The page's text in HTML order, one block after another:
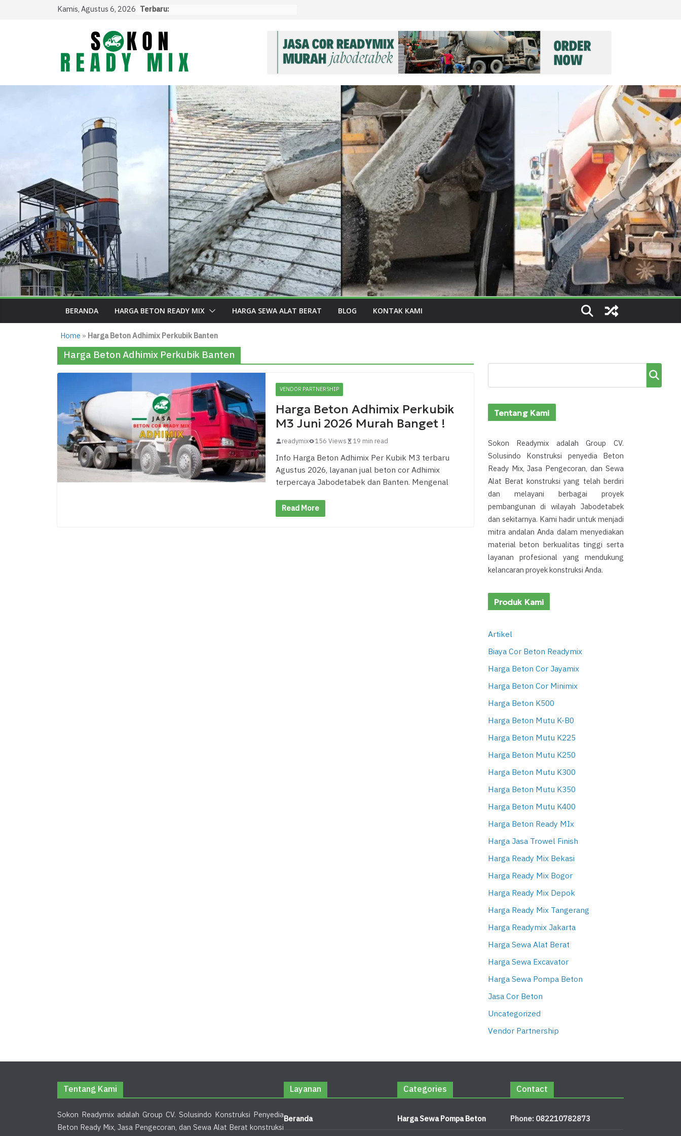
Kamis, Agustus 6, 2026 Terbaru:
BERANDA HARGA BETON READY MIX HARGA SEWA ALAT BERAT BLOG KONTAK KAMI
Home » Harga Beton Adhimix Perkubik Banten
Harga Beton Adhimix Perkubik Banten
VENDOR PARTNERSHIP
Harga Beton Adhimix Perkubik
M3 Juni 2026 Murah Banget !
readymix 156 Views 19 min read
Info Harga Beton Adhimix Per Kubik M3 terbaru
Agustus 2026, layanan jual beton cor Adhimix
terpercaya Jabodetabek dan Banten. Mengenal
Read More
Cari
Tentang Kami
Sokon Readymix adalah Group CV.
Solusindo Konstruksi penyedia Beton
Ready Mix, Jasa Pengecoran, dan Sewa
Alat Berat konstruksi yang telah berdiri
dan melayani berbagai proyek
pembangunan di wilayah Jabodetabek
dan sekitarnya. Kami hadir untuk menjadi
mitra andalan Anda dalam menyediakan
material beton berkualitas tinggi serta
layanan profesional yang mendukung
kelancaran proyek konstruksi Anda.
Produk Kami
Artikel
Biaya Cor Beton Readymix
Harga Beton Cor Jayamix
Harga Beton Cor Minimix
Harga Beton K500
Harga Beton Mutu K-B0
Harga Beton Mutu K225
Harga Beton Mutu K250
Harga Beton Mutu K300
Harga Beton Mutu K350
Harga Beton Mutu K400
Harga Beton Ready MIx
Harga Jasa Trowel Finish
Harga Ready Mix Bekasi
Harga Ready Mix Bogor
Harga Ready Mix Depok
Harga Ready Mix Tangerang
Harga Readymix Jakarta
Harga Sewa Alat Berat
Harga Sewa Excavator
Harga Sewa Pompa Beton
Jasa Cor Beton
Uncategorized
Vendor Partnership
Tentang Kami
Sokon Readymix adalah Group CV. Solusindo Konstruksi Penyedia
Beton Ready Mix, Jasa Pengecoran, dan Sewa Alat Berat konstruksi
Layanan
Beranda
Categories
Harga Sewa Pompa Beton
Contact
Phone: 082210782873